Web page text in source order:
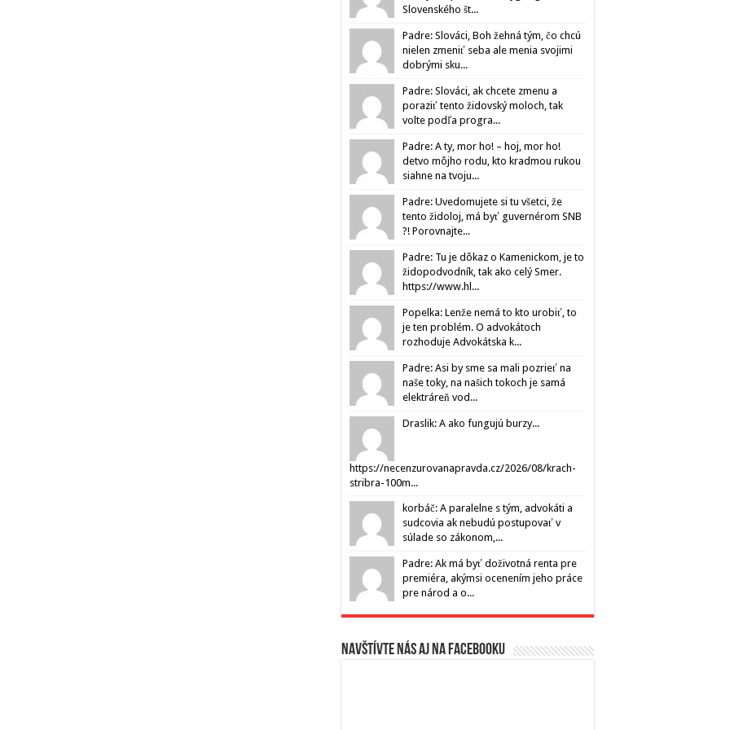
Slovenského št...
Padre: Slováci, Boh žehná tým, čo chcú
nielen zmeniť seba ale menia svojimi
dobrými sku...
Padre: Slováci, ak chcete zmenu a
poraziť tento židovský moloch, tak
volte podľa progra...
Padre: A ty, mor ho! – hoj, mor ho!
detvo môjho rodu, kto kradmou rukou
siahne na tvoju...
Padre: Uvedomujete si tu všetci, že
tento židoloj, má byť guvernérom SNB
?! Porovnajte...
Padre: Tu je dôkaz o Kamenickom, je to
židopodvodník, tak ako celý Smer.
https://www.hl...
Popelka: Lenže nemá to kto urobiť, to
je ten problém. O advokátoch
rozhoduje Advokátska k...
Padre: Asi by sme sa mali pozrieť na
naše toky, na našich tokoch je samá
elektráreň vod...
Draslik: A ako fungujú burzy...
https://necenzurovanapravda.cz/2026/08/krach-
stribra-100m...
korbáč: A paralelne s tým, advokáti a
sudcovia ak nebudú postupovať v
súlade so zákonom,...
Padre: Ak má byť doživotná renta pre
premiéra, akýmsi ocenením jeho práce
pre národ a o...
Navštívte nás aj na Facebooku